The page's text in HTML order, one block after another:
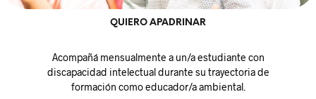
QUIERO APADRINAR
Acompañá mensualmente a un/a estudiante con
discapacidad intelectual durante su trayectoria de
formación como educador/a ambiental.